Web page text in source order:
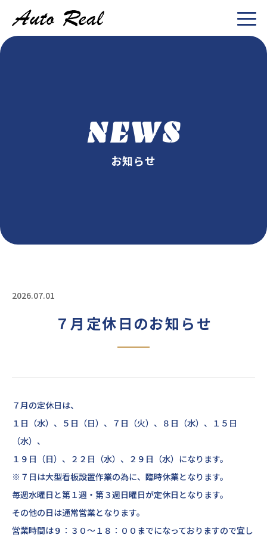
NEWS
お知らせ
2026.07.01
７月定休日のお知らせ
７月の定休日は、
１日（水）、５日（日）、７日（火）、８日（水）、１５日
（水）、
１９日（日）、２２日（水）、２９日（水）になります。
※７日は大型看板設置作業の為に、臨時休業となります。
毎週水曜日と第１週・第３週日曜日が定休日となります。
その他の日は通常営業となります。
営業時間は９：３０～１８：００までになっておりますので宜し